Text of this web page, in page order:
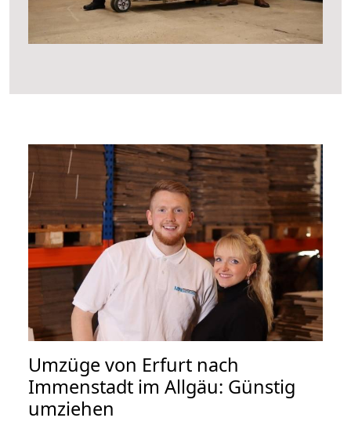
Umzüge von Erfurt nach
Immenstadt im Allgäu: Günstig
umziehen